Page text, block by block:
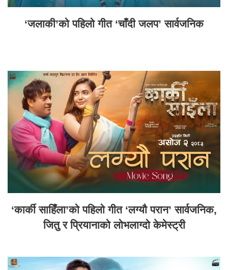
‘जलाकी’को पहिलो गीत ‘चाँदी जलप’ सार्वजनिक
‘कार्की साहिँला’को पहिलो गीत ‘लग्यौ परान’ सार्वजनिक,
जितु र प्रियानाको लोभलाग्दो केमेस्ट्री